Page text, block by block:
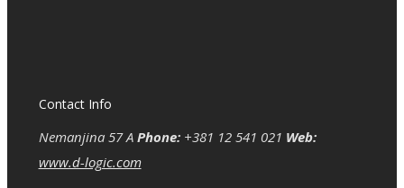
Contact Info
Nemanjina 57 A Phone:+381 12 541 021 Web:
www.d-logic.com